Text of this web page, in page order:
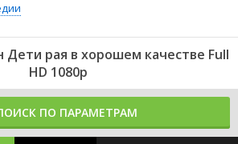
Дети рая в хорошем качестве Full
HD 1080p
ПО ПАРАМЕТРАМ